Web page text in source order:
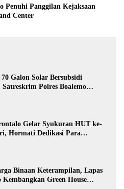
Penuhi Panggilan Kejaksaan
Center
70 Galon Solar Bersubsidi
Polres Boalemo
Gelar Syukuran HUT ke-
Hormati Dedikasi Para
Binaan Keterampilan, Lapas
Kembangkan Green House